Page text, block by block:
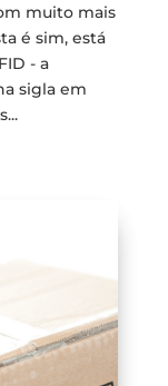
muito mais
é sim, está
- a
sigla em